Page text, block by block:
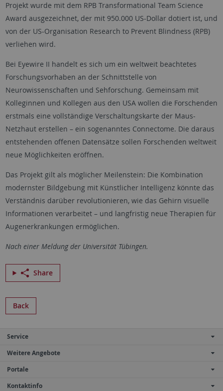
Projekt wurde mit dem RPB Transformational Team Science
Award ausgezeichnet, der mit 950.000 US-Dollar dotiert ist, und
von der US-Organisation Research to Prevent Blindness (RPB)
verliehen wird.
Bei Eyewire II handelt es sich um ein weltweit beachtetes
Forschungsvorhaben an der Schnittstelle von
Neurowissenschaften und Sehforschung. Gemeinsam mit
Kolleginnen und Kollegen aus den USA wollen die Forschenden
erstmals eine vollständige Verschaltungskarte der Maus-
Netzhaut erstellen – ein sogenanntes Connectome. Die daraus
entstehenden offenen Datensätze sollen Forschenden weltweit
neue Möglichkeiten eröffnen.
Das Projekt gilt als möglicher Meilenstein: Die Kombination
modernster Bildgebung mit Künstlicher Intelligenz könnte das
Verständnis darüber revolutionieren, wie das Gehirn visuelle
Informationen verarbeitet – und langfristig neue Therapien für
Augenerkrankungen ermöglichen.
Nach einer Meldung der Universität Tübingen.
Share
Back
Service
Weitere Angebote
Portale
Kontaktinfo